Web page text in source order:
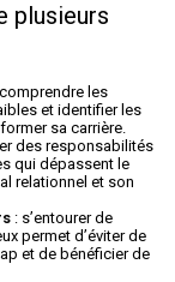
plusieurs
les
et identifier les
sa carrière.
des responsabilités
qui dépassent le
relationnel et son
: s’entourer de
permet d’éviter de
et de bénéficier de